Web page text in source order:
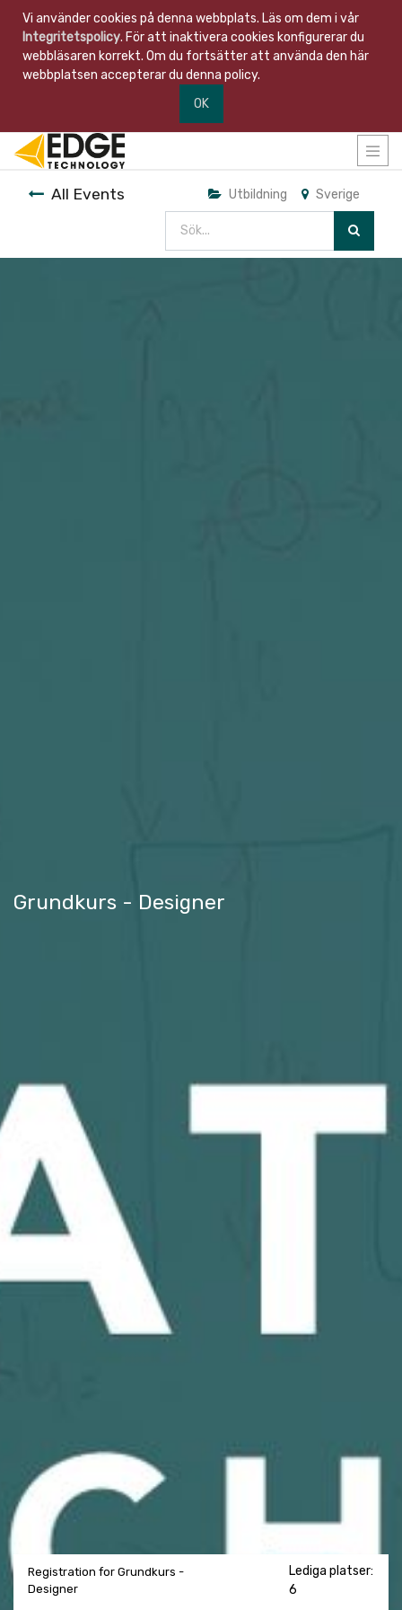
Vi använder cookies på denna webbplats. Läs om dem i vår
Integritetspolicy. För att inaktivera cookies konfigurerar du
webbläsaren korrekt. Om du fortsätter att använda den här
webbplatsen accepterar du denna policy.
OK
All Events Utbildning Sverige
Grundkurs - Designer
Registration for Grundkurs -
Designer
Lediga platser:
6